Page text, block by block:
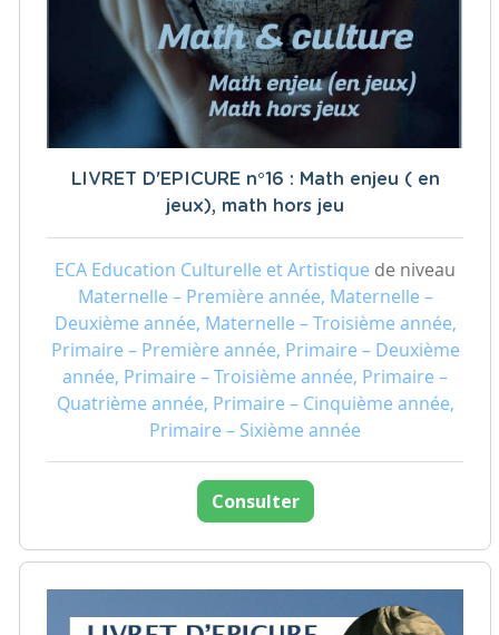
LIVRET D'EPICURE n°16 : Math enjeu ( en
jeux), math hors jeu
ECA Education Culturelle et Artistique de niveau
Maternelle – Première année, Maternelle –
Deuxième année, Maternelle – Troisième année,
Primaire – Première année, Primaire – Deuxième
année, Primaire – Troisième année, Primaire –
Quatrième année, Primaire – Cinquième année,
Primaire – Sixième année
Consulter